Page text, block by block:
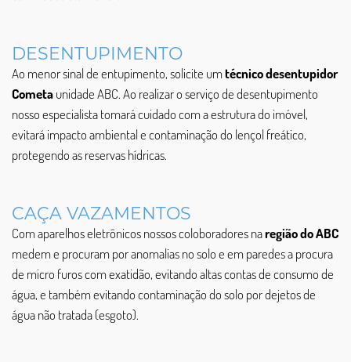
DESENTUPIMENTO
Ao menor sinal de entupimento, solicite umtécnico desentupidor
Cometaunidade ABC. Ao realizar o serviço de desentupimento
nosso especialista tomará cuidado com a estrutura do imóvel,
evitará impacto ambiental e contaminação do lençol freático,
protegendo as reservas hídricas.
CAÇA VAZAMENTOS
Com aparelhos eletrônicos nossos coloboradores naregião do ABC
medem e procuram por anomalias no solo e em paredes a procura
de micro furos com exatidão, evitando altas contas de consumo de
água, e também evitando contaminação do solo por dejetos de
água não tratada (esgoto).